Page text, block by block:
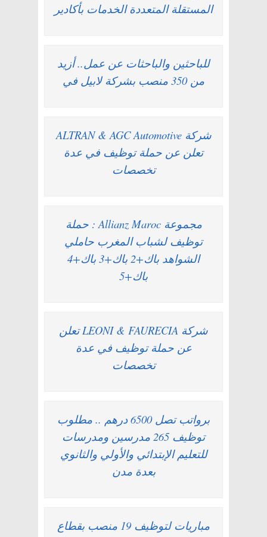
المستقلة المتعددة الخدمات بأكادير
للباحثين والباحثات عن عمل.. أزيد
من 350 منصب بشركة لابيل في
شركة ALTRAN & AGC Automotive
تعلن عن حملة توظيف في عدة
تخصصات
مجموعة Allianz Maroc : حملة
توظيف لشباب المغرب حاملي
الشواهد باك+2 باك+3 باك+4
باك+5
شركة LEONI & FAURECIA تعلن
عن حملة توظيف في عدة
تخصصات
برواتب تصل 6500 درهم .. مطلوب
توظيف 265 مدرسين ومدرسات
للتعليم الإبتدائي والأولي والثانوي
بعدة مدن
مباريات لتوظيف 19 منصب بقطاع